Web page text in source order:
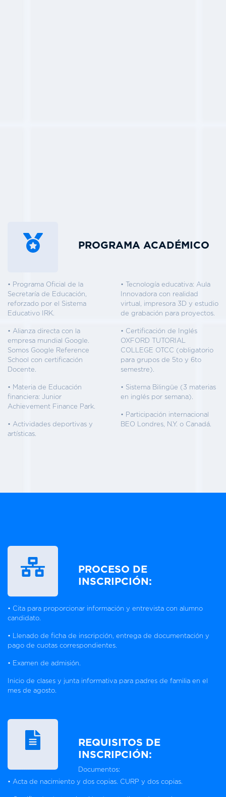
PROGRAMA ACADÉMICO
• Programa Oficial de la
Secretaría de Educación,
reforzado por el Sistema
Educativo IRK.
• Alianza directa con la
empresa mundial Google.
Somos Google Reference
School con certificación
Docente.
• Materia de Educación
financiera: Junior
Achievement Finance Park.
• Actividades deportivas y
artísticas.
• Tecnología educativa: Aula
Innovadora con realidad
virtual, impresora 3D y estudio
de grabación para proyectos.
• Certificación de Inglés
OXFORD TUTORIAL
COLLEGE OTCC (obligatorio
para grupos de 5to y 6to
semestre).
• Sistema Bilingüe (3 materias
en inglés por semana).
• Participación internacional
BEO Londres, N.Y. o Canadá.
PROCESO DE
INSCRIPCIÓN:
• Cita para proporcionar información y entrevista con alumno
candidato.
• Llenado de ficha de inscripción, entrega de documentación y
pago de cuotas correspondientes.
• Examen de admisión.
Inicio de clases y junta informativa para padres de familia en el
mes de agosto.
REQUISITOS DE
INSCRIPCIÓN:
Documentos:
• Acta de nacimiento y dos copias. CURP y dos copias.